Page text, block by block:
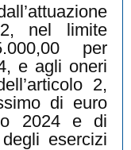
nel limite
per
e agli oneri
2,
di euro
2024 e di
esercizi